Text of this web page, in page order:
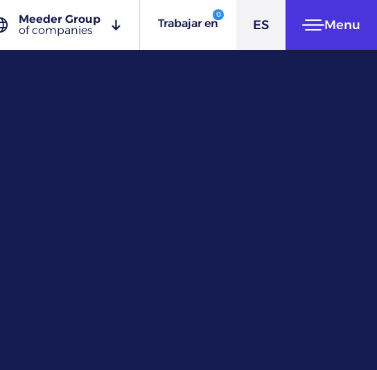
Meeder Group
of companies
ECL
0
Trabajar en ES
IT
Menu